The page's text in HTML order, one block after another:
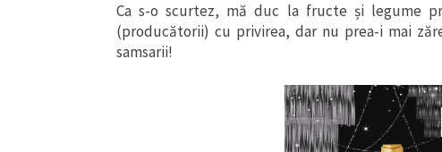
Ca s-o scurtez, mă duc la fructe și legume
(producătorii) cu privirea, dar nu prea-i mai
samsarii!